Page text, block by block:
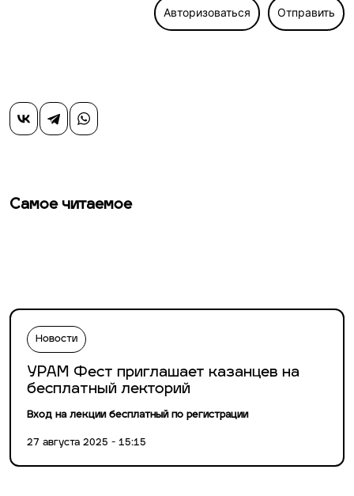
Авторизоваться Отправить
Самое читаемое
Новости
УРАМ Фест приглашает казанцев на
бесплатный лекторий
Вход на лекции бесплатный по регистрации
27 августа 2025 - 15:15